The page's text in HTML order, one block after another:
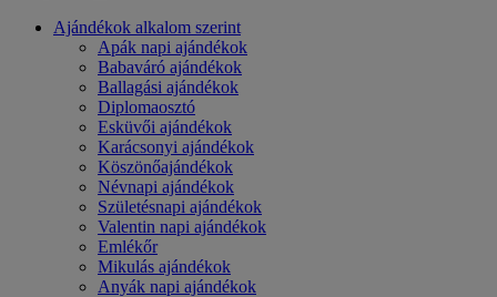
Ajándékok alkalom szerint
Apák napi ajándékok
Babaváró ajándékok
Ballagási ajándékok
Diplomaosztó
Esküvői ajándékok
Karácsonyi ajándékok
Köszönőajándékok
Névnapi ajándékok
Születésnapi ajándékok
Valentin napi ajándékok
Emlékőr
Mikulás ajándékok
Anyák napi ajándékok